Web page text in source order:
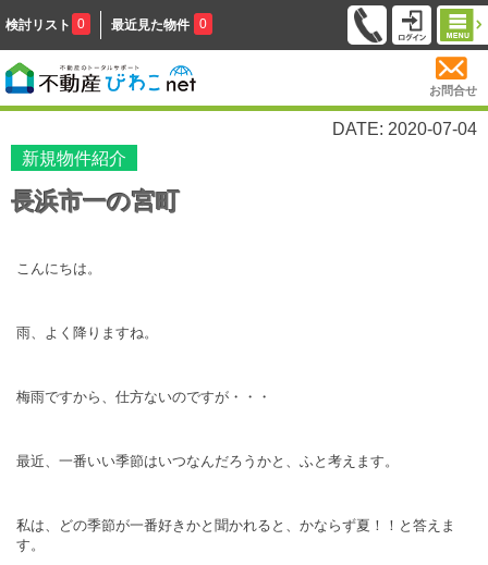
検討リスト 0 最近見た物件 0
お問合せ
DATE: 2020-07-04
新規物件紹介
長浜市一の宮町
こんにちは。
雨、よく降りますね。
梅雨ですから、仕方ないのですが・・・
最近、一番いい季節はいつなんだろうかと、ふと考えます。
私は、どの季節が一番好きかと聞かれると、かならず夏！！と答えま
す。